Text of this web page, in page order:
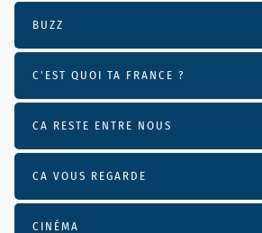
BUZZ
C'EST QUOI TA FRANCE ?
CA RESTE ENTRE NOUS
CA VOUS REGARDE
CINÉMA